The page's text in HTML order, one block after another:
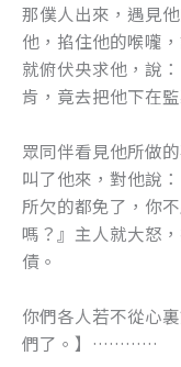
那僕人出來，遇見
他，掐住他的喉嚨
就俯伏央求他，說
肯，竟去把他下在
眾同伴看見他所做
叫了他來，對他說
所欠的都免了，你
嗎？』主人就大怒
債。
你們各人若不從心
們了。】…………